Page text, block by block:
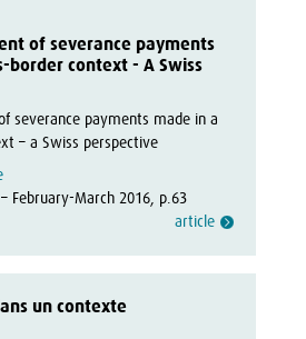
of severance payments
border context - A Swiss
severance payments made in a
– a Swiss perspective
February-March 2016, p.63
article
un contexte